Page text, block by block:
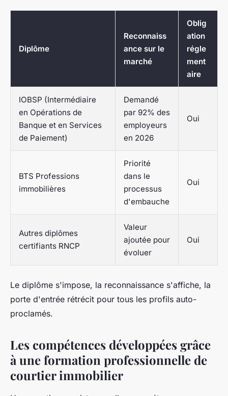
Diplôme
Reconnaiss
ance sur le
marché
Oblig
ation
régle
ment
aire
IOBSP (Intermédiaire
en Opérations de
Banque et en Services
de Paiement)
Demandé
par 92% des
employeurs
en 2026
Oui
BTS Professions
immobilières
Priorité
dans le
processus
d'embauche
Oui
Autres diplômes
certifiants RNCP
Valeur
ajoutée pour
évoluer
Oui
Le diplôme s'impose, la reconnaissance s'affiche, la
porte d'entrée rétrécit pour tous les profils auto-
proclamés.
Les compétences développées grâce
à une formation professionnelle de
courtier immobilier